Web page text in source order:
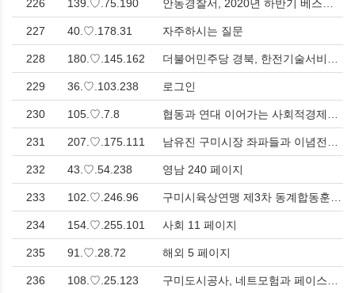
226 139.♡.75.190
227 40.♡.178.31 자주하시는 질문
228 180.♡.145.162
229 36.♡.103.238 로그인
230 105.♡.7.8
231 207.♡.175.111
232 43.♡.54.238 영남 240 페이지
233 102.♡.246.96
234 154.♡.255.101 사회 11 페이지
235 91.♡.28.72 해외 5 페이지
236 108.♡.25.123